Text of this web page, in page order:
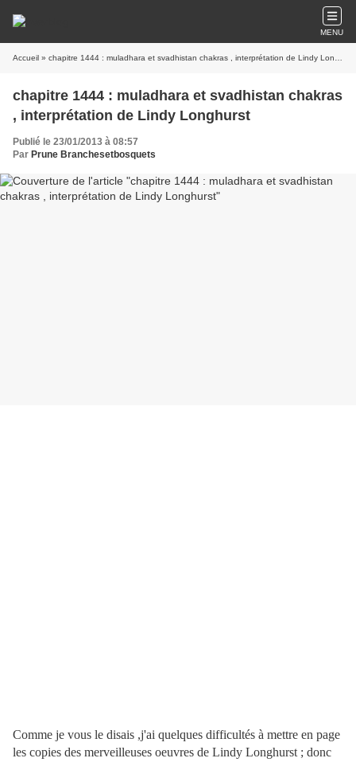
MENU
Accueil » chapitre 1444 : muladhara et svadhistan chakras , interprétation de Lindy Longhurst
chapitre 1444 : muladhara et svadhistan chakras
, interprétation de Lindy Longhurst
Publié le 23/01/2013 à 08:57
Par Prune Branchesetbosquets
Comme je vous le disais ,j'ai quelques difficultés à mettre en page
les copies des merveilleuses oeuvres de Lindy Longhurst ; donc